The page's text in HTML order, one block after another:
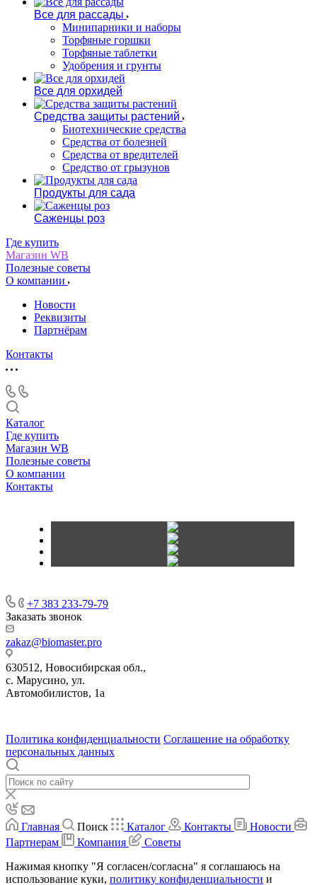
Все для рассады
Минипарники и наборы
Торфяные горшки
Торфяные таблетки
Удобрения и грунты
Все для орхидей
Средства защиты растений
Биотехнические средства
Средства от болезней
Средства от вредителей
Средство от грызунов
Продукты для сада
Саженцы роз
Где купить
Магазин WB
Полезные советы
О компании
Новости
Реквизиты
Партнёрам
Контакты
Каталог
Где купить
Магазин WB
Полезные советы
О компании
Контакты
+7 383 233-79-79
Заказать звонок
zakaz@biomaster.pro
630512, Новосибирская обл.,
с. Марусино, ул.
Автомобилистов, 1а
Политика конфиденциальности Соглашение на обработку
персональных данных
Главная Поиск Каталог Контакты
Новости
Партнерам
Компания
Советы
Нажимая кнопку "Я согласен/согласна" я соглашаюсь на
использование куки, политику конфиденциальности и